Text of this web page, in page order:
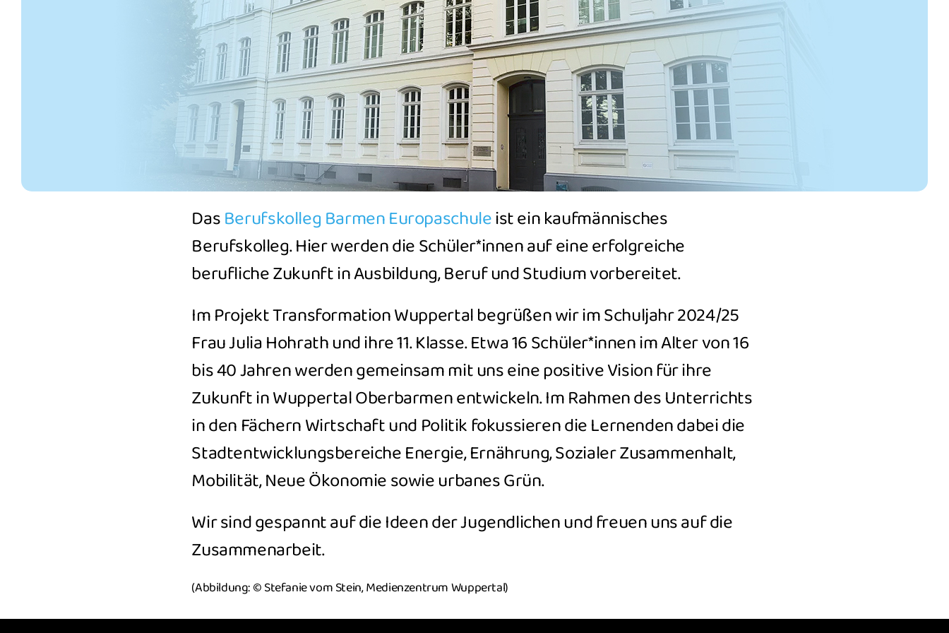
DasBerufskolleg Barmen Europaschuleist ein kaufmännisches
Berufskolleg. Hier werden die Schüler*innen auf eine erfolgreiche
berufliche Zukunft in Ausbildung, Beruf und Studium vorbereitet.
Im Projekt Transformation Wuppertal begrüßen wir im Schuljahr 2024/25
Frau Julia Hohrath und ihre 11. Klasse. Etwa 16 Schüler*innen im Alter von 16
bis 40 Jahren werden gemeinsam mit uns eine positive Vision für ihre
Zukunft in Wuppertal Oberbarmen entwickeln. Im Rahmen des Unterrichts
in den Fächern Wirtschaft und Politik fokussieren die Lernenden dabei die
Stadtentwicklungsbereiche Energie, Ernährung, Sozialer Zusammenhalt,
Mobilität, Neue Ökonomie sowie urbanes Grün.
Wir sind gespannt auf die Ideen der Jugendlichen und freuen uns auf die
Zusammenarbeit.
(Abbildung: © Stefanie vom Stein, Medienzentrum Wuppertal)